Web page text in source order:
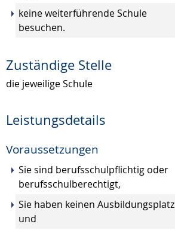
keine weiterführende Schule
besuchen.
Zuständige Stelle
die jeweilige Schule
Leistungsdetails
Voraussetzungen
Sie sind berufsschulpflichtig oder
berufsschulberechtigt,
Sie haben keinen Ausbildungsplatz
und